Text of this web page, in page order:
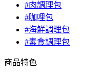
#肉調理包
#咖哩包
#海鮮調理包
#素食調理包
商品特色